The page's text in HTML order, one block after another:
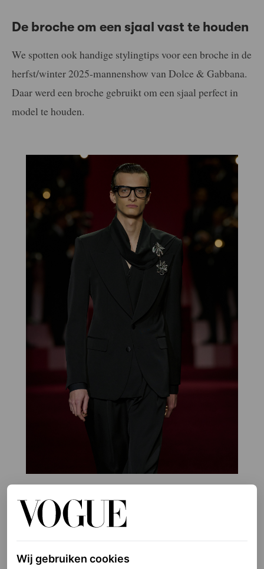
De broche om een sjaal vast te houden
We spotten ook handige stylingtips voor een broche in de
herfst/winter 2025-mannenshow van Dolce & Gabbana.
Daar werd een broche gebruikt om een sjaal perfect in
model te houden.
4 /10
Wij gebruiken cookies